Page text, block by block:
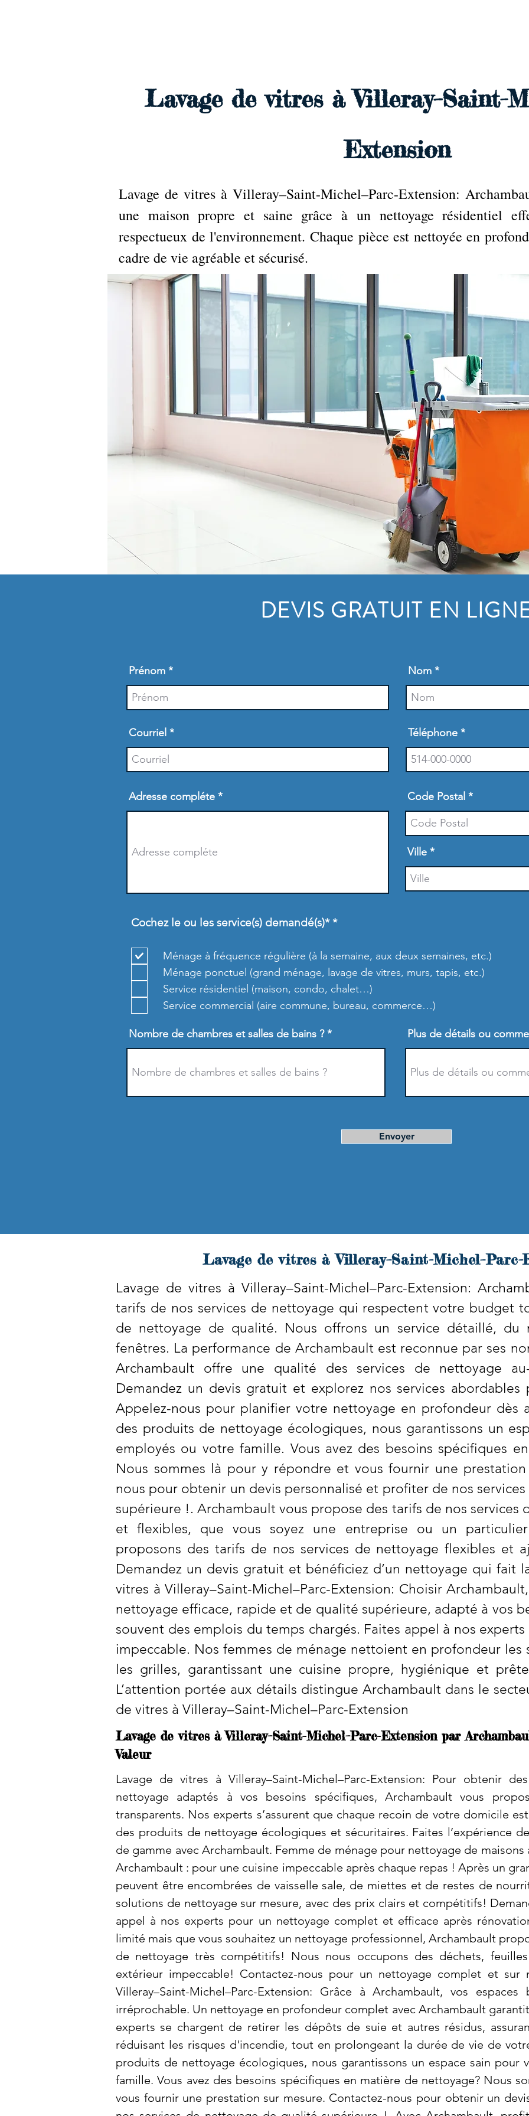
Lavage de vitres à Villeray–Saint-
Extension
Lavage de vitres à Villeray–Saint-Michel–Parc-Extension:
une maison propre et saine grâce à un nettoyage résidentiel
respectueux de l'environnement. Chaque pièce est nettoyée en
cadre de vie agréable et sécurisé.
DEVIS GRATUIT EN
Prénom Nom
Courriel Téléphone
Adresse compléte Code Postal
Ville
Cochez le ou les service(s) demandé(s)* *O
i
a
t
i
Ménage à fréquence régulière (à la semaine, aux deux semaines, etc.)
Ménage ponctuel (grand ménage, lavage de vitres, murs, tapis, etc.)
Service résidentiel (maison, condo, chalet…)
Service commercial (aire commune, bureau, commerce…)
Nombre de chambres et salles de bains ? Plus de détails ou
Envoyer
Lavage de vitres à Villeray–Saint-Michel–Parc-
Lavage de vitres à Villeray–Saint-Michel–Parc-Extension:
tarifs de nos services de nettoyage qui respectent votre budget
de nettoyage de qualité. Nous offrons un service détaillé, du
fenêtres. La performance de Archambault est reconnue par ses
Archambault offre une qualité des services de nettoyage
Demandez un devis gratuit et explorez nos services
Appelez-nous pour planifier votre nettoyage en profondeur dès
des produits de nettoyage écologiques, nous garantissons un
employés ou votre famille. Vous avez des besoins spécifiques
Nous sommes là pour y répondre et vous fournir une
nous pour obtenir un devis personnalisé et profiter de nos
supérieure !. Archambault vous propose des tarifs de nos services
et flexibles, que vous soyez une entreprise ou un
proposons des tarifs de nos services de nettoyage flexibles et
Demandez un devis gratuit et bénéficiez d’un nettoyage qui fait
vitres à Villeray–Saint-Michel–Parc-Extension: Choisir
nettoyage efficace, rapide et de qualité supérieure, adapté à vos
souvent des emplois du temps chargés. Faites appel à nos
impeccable. Nos femmes de ménage nettoient en profondeur les
les grilles, garantissant une cuisine propre, hygiénique et
L’attention portée aux détails distingue Archambault dans le
de vitres à Villeray–Saint-Michel–Parc-Extension
Lavage de vitres à Villeray–Saint-Michel–Parc-Extension par
Valeur
Lavage de vitres à Villeray–Saint-Michel–Parc-Extension: Pour obtenir
nettoyage adaptés à vos besoins spécifiques, Archambault vous
transparents. Nos experts s’assurent que chaque recoin de votre domicile
des produits de nettoyage écologiques et sécuritaires. Faites l’expérience
de gamme avec Archambault. Femme de ménage pour nettoyage de maisons
Archambault : pour une cuisine impeccable après chaque repas ! Après un
peuvent être encombrées de vaisselle sale, de miettes et de restes de
solutions de nettoyage sur mesure, avec des prix clairs et compétitifs!
appel à nos experts pour un nettoyage complet et efficace après
limité mais que vous souhaitez un nettoyage professionnel, Archambault
de nettoyage très compétitifs! Nous nous occupons des déchets,
extérieur impeccable! Contactez-nous pour un nettoyage complet et sur
Villeray–Saint-Michel–Parc-Extension: Grâce à Archambault, vos
irréprochable. Un nettoyage en profondeur complet avec Archambault
experts se chargent de retirer les dépôts de suie et autres résidus,
réduisant les risques d'incendie, tout en prolongeant la durée de vie de
produits de nettoyage écologiques, nous garantissons un espace sain pour
famille. Vous avez des besoins spécifiques en matière de nettoyage? Nous
vous fournir une prestation sur mesure. Contactez-nous pour obtenir un